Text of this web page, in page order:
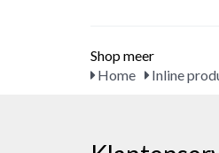
Shop meer
Home
Inline